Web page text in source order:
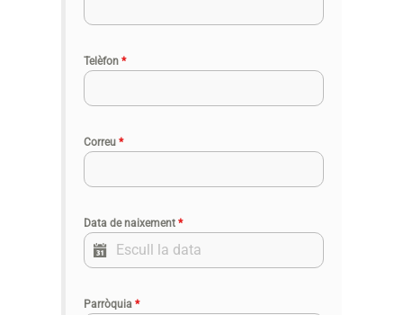
Telèfon *
Correu *
Data de naixement *
Parròquia *